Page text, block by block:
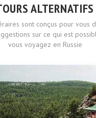
ALTERNATIFS
sont conçus pour vous
sur ce qui est
vous voyagez en Russie